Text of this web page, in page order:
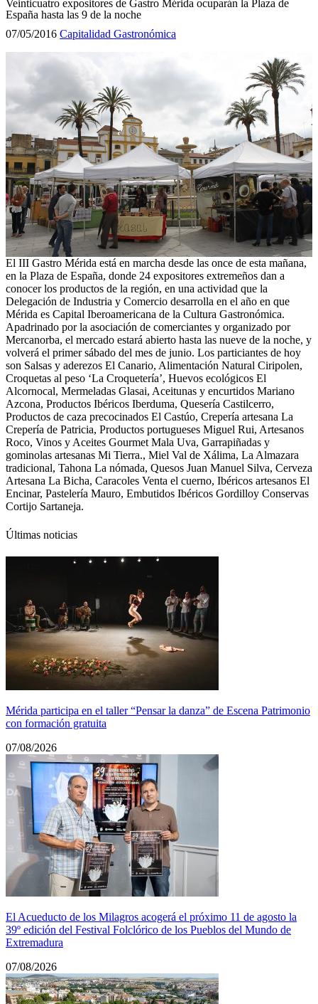
Veinticuatro expositores de Gastro Mérida ocuparán la Plaza de
España hasta las 9 de la noche
07/05/2016 Capitalidad Gastronómica
El III Gastro Mérida está en marcha desde las once de esta mañana,
en la Plaza de España, donde 24 expositores extremeños dan a
conocer los productos de la región, en una actividad que la
Delegación de Industria y Comercio desarrolla en el año en que
Mérida es Capital Iberoamericana de la Cultura Gastronómica.
Apadrinado por la asociación de comerciantes y organizado por
Mercanorba, el mercado estará abierto hasta las nueve de la noche, y
volverá el primer sábado del mes de junio. Los particiantes de hoy
son Salsas y aderezos El Canario, Alimentación Natural Ciripolen,
Croquetas al peso ‘La Croquetería’, Huevos ecológicos El
Alcornocal, Mermeladas Glasai, Aceitunas y encurtidos Mariano
Azcona, Productos Ibéricos Iberduma, Quesería Castilcerro,
Productos de caza precocinados El Castúo, Crepería artesana La
Crepería de Patricia, Productos portugueses Miguel Rui, Artesanos
Roco, Vinos y Aceites Gourmet Mala Uva, Garrapiñadas y
gominolas artesanas Mi Tierra., Miel Val de Xálima, La Almazara
tradicional, Tahona La nómada, Quesos Juan Manuel Silva, Cerveza
Artesana La Bicha, Caracoles Venta el cuerno, Ibéricos artesanos El
Encinar, Pastelería Mauro, Embutidos Ibéricos Gordilloy Conservas
Cortijo Sartaneja.
Últimas noticias
Mérida participa en el taller “Pensar la danza” de Escena Patrimonio
con formación gratuita
07/08/2026
El Acueducto de los Milagros acogerá el próximo 11 de agosto la
39º edición del Festival Folclórico de los Pueblos del Mundo de
Extremadura
07/08/2026